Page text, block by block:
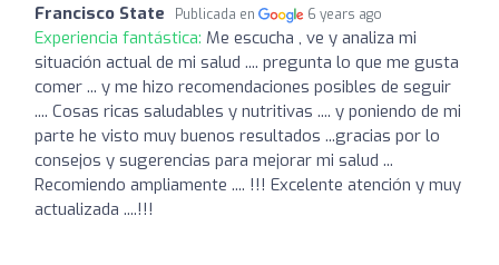
Francisco State Publicada en 6 years ago
Experiencia fantástica: Me escucha , ve y analiza mi
situación actual de mi salud .... pregunta lo que me gusta
comer ... y me hizo recomendaciones posibles de seguir
.... Cosas ricas saludables y nutritivas .... y poniendo de mi
parte he visto muy buenos resultados ...gracias por lo
consejos y sugerencias para mejorar mi salud ...
Recomiendo ampliamente .... !!! Excelente atención y muy
actualizada ....!!!